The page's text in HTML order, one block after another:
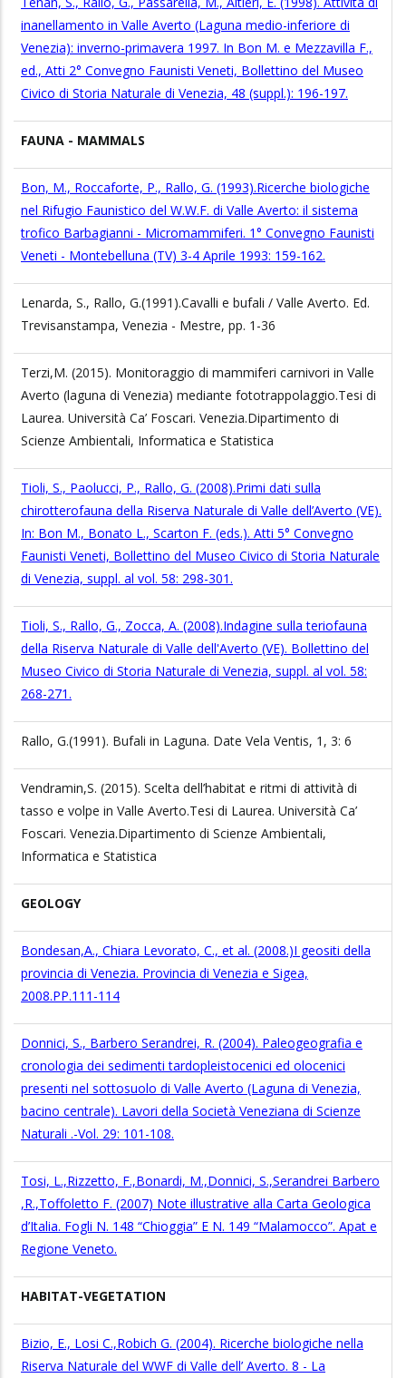
inanellamento in Valle Averto (Laguna medio-inferiore di
Venezia): inverno-primavera 1997. In Bon M. e Mezzavilla F.,
ed., Atti 2° Convegno Faunisti Veneti, Bollettino del Museo
Civico di Storia Naturale di Venezia, 48 (suppl.): 196-197.
FAUNA - MAMMALS
Bon, M., Roccaforte, P., Rallo, G. (1993).Ricerche biologiche
nel Rifugio Faunistico del W.W.F. di Valle Averto: il sistema
trofico Barbagianni - Micromammiferi. 1° Convegno Faunisti
Veneti - Montebelluna (TV) 3-4 Aprile 1993: 159-162.
Lenarda, S., Rallo, G.(1991).Cavalli e bufali / Valle Averto. Ed.
Trevisanstampa, Venezia - Mestre, pp. 1-36
Terzi,M. (2015). Monitoraggio di mammiferi carnivori in Valle
Averto (laguna di Venezia) mediante fototrappolaggio.Tesi di
Laurea. Università Ca’ Foscari. Venezia.Dipartimento di
Scienze Ambientali, Informatica e Statistica
Tioli, S., Paolucci, P., Rallo, G. (2008).Primi dati sulla
chirotterofauna della Riserva Naturale di Valle dell’Averto (VE).
In: Bon M., Bonato L., Scarton F. (eds.). Atti 5° Convegno
Faunisti Veneti, Bollettino del Museo Civico di Storia Naturale
di Venezia, suppl. al vol. 58: 298-301.
Tioli, S., Rallo, G., Zocca, A. (2008).Indagine sulla teriofauna
della Riserva Naturale di Valle dell'Averto (VE). Bollettino del
Museo Civico di Storia Naturale di Venezia, suppl. al vol. 58:
268-271.
Rallo, G.(1991). Bufali in Laguna. Date Vela Ventis, 1, 3: 6
Vendramin,S. (2015). Scelta dell’habitat e ritmi di attività di
tasso e volpe in Valle Averto.Tesi di Laurea. Università Ca’
Foscari. Venezia.Dipartimento di Scienze Ambientali,
Informatica e Statistica
GEOLOGY
Bondesan,A., Chiara Levorato, C., et al. (2008.)I geositi della
provincia di Venezia. Provincia di Venezia e Sigea,
2008.PP.111-114
Donnici, S., Barbero Serandrei, R. (2004). Paleogeografia e
cronologia dei sedimenti tardopleistocenici ed olocenici
presenti nel sottosuolo di Valle Averto (Laguna di Venezia,
bacino centrale). Lavori della Società Veneziana di Scienze
Naturali .-Vol. 29: 101-108.
Tosi, L.,Rizzetto, F.,Bonardi, M.,Donnici, S.,Serandrei Barbero
,R.,Toffoletto F. (2007) Note illustrative alla Carta Geologica
d’Italia. Fogli N. 148 “Chioggia” E N. 149 “Malamocco”. Apat e
Regione Veneto.
HABITAT-VEGETATION
Bizio, E., Losi C.,Robich G. (2004). Ricerche biologiche nella
Riserva Naturale del WWF di Valle dell’ Averto. 8 - La